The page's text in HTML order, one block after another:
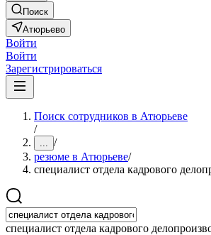
Поиск
Атюрьево
Войти
Войти
Зарегистрироваться
Поиск сотрудников в Атюрьеве
/
... /
резюме в Атюрьеве/
специалист отдела кадрового
специалист отдела кадрового